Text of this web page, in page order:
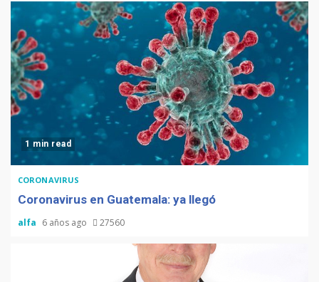
1 min read
CORONAVIRUS
Coronavirus en Guatemala: ya llegó
alfa 6 años ago 27560